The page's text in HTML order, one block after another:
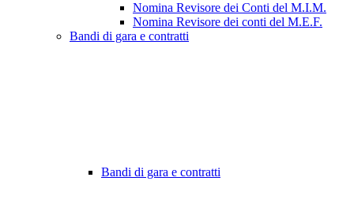
Nomina Revisore dei Conti del M.I.M.
Nomina Revisore dei conti del M.E.F.
Bandi di gara e contratti
Bandi di gara e contratti